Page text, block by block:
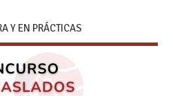
Y EN PRÁCTICAS